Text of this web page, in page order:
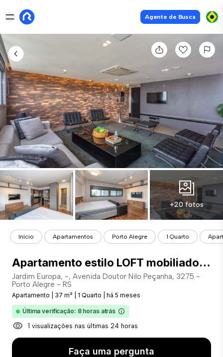
Agente de Busca
+20 fotos
Início Apartamentos Porto Alegre 1 Quarto
Apartamento estilo LOFT mobiliado no bairro Jardim Europa - COD: 24940
Jardim Europa, -, Avenida Doutor Nilo Peçanha, 3275 -
Porto Alegre - RS
Apartamento 37 m² 1 Quarto há 5 meses
Última verificação: 8 horas atrás
1 visualizações nas últimas 24 horas
Faça uma pergunta